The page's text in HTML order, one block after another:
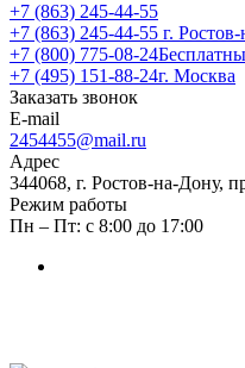
+7 (863) 245-44-55
+7 (863) 245-44-55 г.
+7 (800) 775-08-24
+7 (495) 151-88-24г. Москва
Заказать звонок
E-mail
2454455@mail.ru
Адрес
344068, г. Ростов-на-Дону,
Режим работы
Пн – Пт: с 8:00 до 17:00